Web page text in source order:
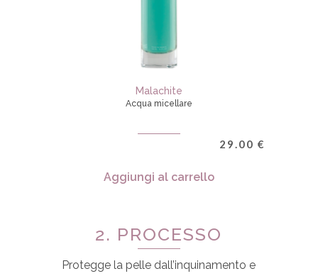
Malachite
Acqua micellare
29.00 €
Aggiungi al carrello
2. PROCESSO
Protegge la pelle dall’inquinamento e